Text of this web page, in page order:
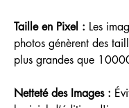
Taille en Pixel : Les
photos génèrent des
plus grandes que
Netteté des Images :